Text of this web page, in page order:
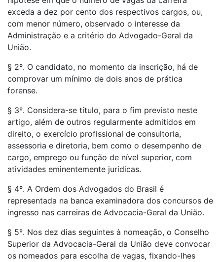
exceda a dez por cento dos respectivos cargos, ou,
com menor número, observado o interesse da
Administração e a critério do Advogado-Geral da
União.
§ 2º. O candidato, no momento da inscrição, há de
comprovar um mínimo de dois anos de prática
forense.
§ 3º. Considera-se título, para o fim previsto neste
artigo, além de outros regularmente admitidos em
direito, o exercício profissional de consultoria,
assessoria e diretoria, bem como o desempenho de
cargo, emprego ou função de nível superior, com
atividades eminentemente jurídicas.
§ 4º. A Ordem dos Advogados do Brasil é
representada na banca examinadora dos concursos de
ingresso nas carreiras de Advocacia-Geral da União.
§ 5º. Nos dez dias seguintes à nomeação, o Conselho
Superior da Advocacia-Geral da União deve convocar
os nomeados para escolha de vagas, fixando-lhes